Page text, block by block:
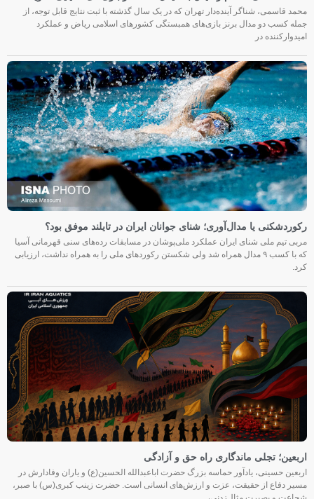
محمد قاسمی، شناگر آینده‌دار تهران که در یک سال گذشته با ثبت نتایج قابل توجه، از
جمله کسب دو مدال برنز بازی‌های همبستگی کشورهای اسلامی ریاض و عملکرد
امیدوارکننده در
رکوردشکنی یا مدال‌آوری؛ شنای جوانان ایران در تایلند موفق بود؟
مربی تیم ملی شنای ایران عملکرد ملی‌پوشان در مسابقات رده‌های سنی قهرمانی آسیا
که با کسب ۹ مدال همراه شد ولی شکستن رکوردهای ملی را به همراه نداشت، ارزیابی
کرد.
اربعین؛ تجلی ماندگاری راه حق و آزادگی
اربعین حسینی، یادآور حماسه بزرگ حضرت اباعبدالله الحسین(ع) و یاران وفادارش در
مسیر دفاع از حقیقت، عزت و ارزش‌های انسانی است. حضرت زینب کبری(س) با صبر،